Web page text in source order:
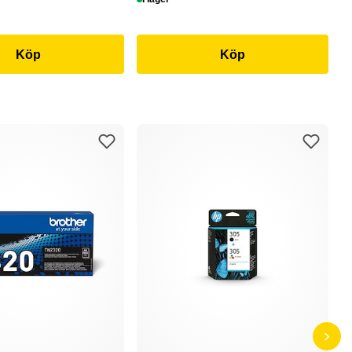
Köp Köp